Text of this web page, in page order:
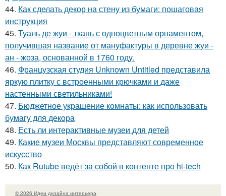
44. Как сделать декор на стену из бумаги: пошаговая
инструкция
45. Туаль де жуи - ткань с одноцветным орнаментом,
получившая название от мануфактуры в деревне жуи -
ан - жоза, основанной в 1760 году.
46. Французская студия Unknown Untitled представила
яркую плитку с встроенными крючками и даже
настенными светильниками!
47. Бюджетное украшение комнаты: как использовать
бумагу для декора
48. Есть ли интерактивные музеи для детей
49. Какие музеи Москвы представляют современное
искусство
50. Как Rutube ведёт за собой в контенте про hi-tech
© 2026 Идеи дизайна интерьера